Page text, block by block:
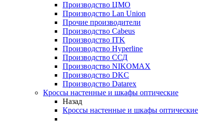
Производство ЦМО
Производство Lan Union
Прочие производители
Производство Cabeus
Производство ITK
Производство Hyperline
Производство ССД
Производство NIKOMAX
Производство DKC
Производство Datarex
Кроссы настенные и шкафы оптические
Назад
Кроссы настенные и шкафы оптические